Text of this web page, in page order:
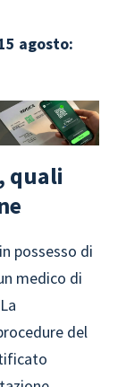
agosto:
quali
possesso di
medico di
del